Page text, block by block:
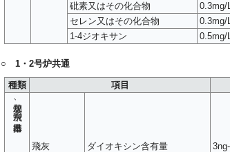
砒素又はその化合物
0.3mg/
セレン又はその化合物
0.3mg/
1-4ジオキサン
0.5mg/
○ 1・2号炉共通
種類 項目
焼却灰、飛灰の排出基準
飛灰 ダイオキシン含有量